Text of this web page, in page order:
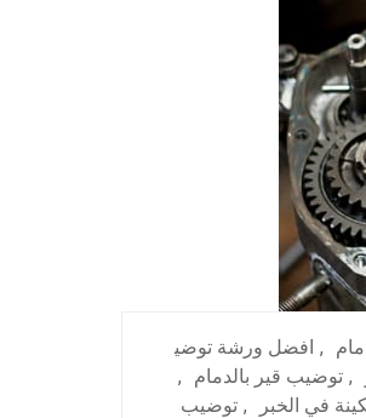
, افضل ورشة توضي
, توضيب قير بالدمام
,
في الخبر , توضيب